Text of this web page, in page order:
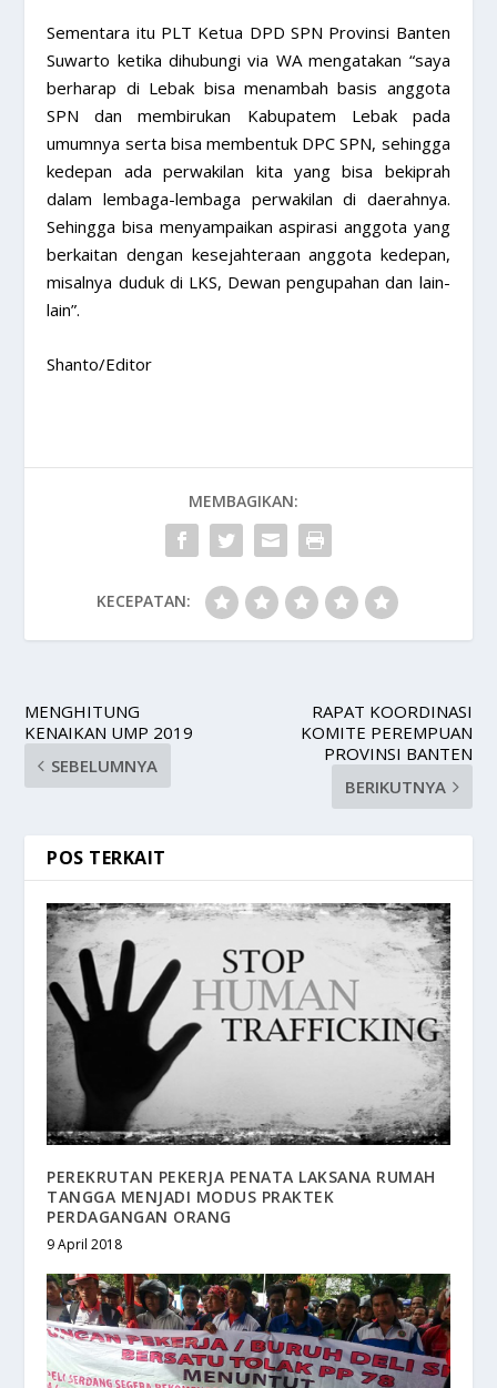
Sementara itu PLT Ketua DPD SPN Provinsi Banten
Suwarto ketika dihubungi via WA mengatakan “saya
berharap di Lebak bisa menambah basis anggota
SPN dan membirukan Kabupatem Lebak pada
umumnya serta bisa membentuk DPC SPN, sehingga
kedepan ada perwakilan kita yang bisa bekiprah
dalam lembaga-lembaga perwakilan di daerahnya.
Sehingga bisa menyampaikan aspirasi anggota yang
berkaitan dengan kesejahteraan anggota kedepan,
misalnya duduk di LKS, Dewan pengupahan dan lain-
lain”.
Shanto/Editor
MEMBAGIKAN:
KECEPATAN:
MENGHITUNG
KENAIKAN UMP 2019
SEBELUMNYA
RAPAT KOORDINASI
KOMITE PEREMPUAN
PROVINSI BANTEN
BERIKUTNYA
POS TERKAIT
PEREKRUTAN PEKERJA PENATA LAKSANA RUMAH
TANGGA MENJADI MODUS PRAKTEK
PERDAGANGAN ORANG
9 April 2018